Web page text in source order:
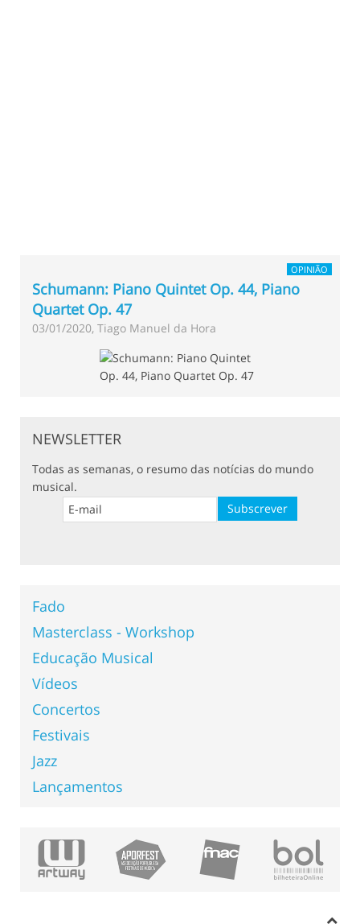
OPINIÃO
Schumann: Piano Quintet Op. 44, Piano
Quartet Op. 47
03/01/2020, Tiago Manuel da Hora
NEWSLETTER
Todas as semanas, o resumo das notícias do mundo
musical.
Fado
Masterclass - Workshop
Educação Musical
Vídeos
Concertos
Festivais
Jazz
Lançamentos